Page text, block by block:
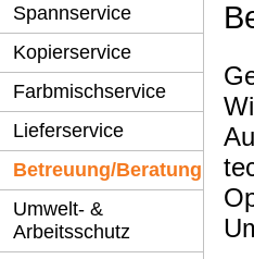
Spannservice
Kopierservice
Farbmischservice
Lieferservice
Betreuung/Beratung
Umwelt- &
Arbeitsschutz